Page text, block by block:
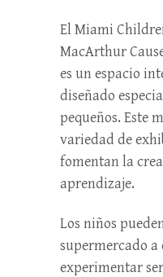
El Miami
MacArthur
es un espacio
diseñado
pequeños. Este
variedad de
fomentan la
aprendizaje.
Los niños
supermercado
experimentar